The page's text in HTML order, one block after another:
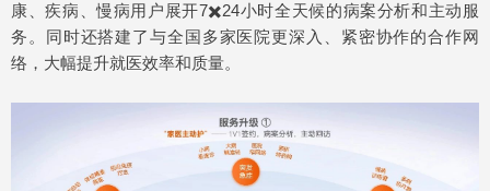
康、疾病、慢病用户展开7✖️24小时全天候的病案分析和主动服
务。同时还搭建了与全国多家医院更深入、紧密协作的合作网
络，大幅提升就医效率和质量。